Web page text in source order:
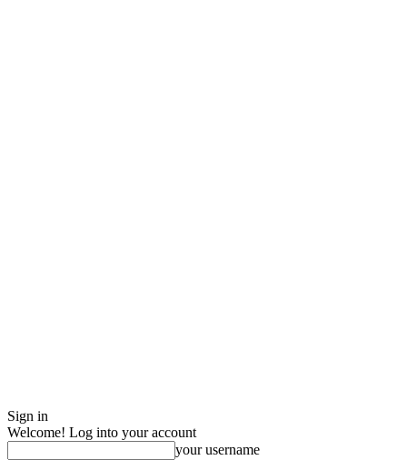
Sign in
Welcome! Log into your account
your username